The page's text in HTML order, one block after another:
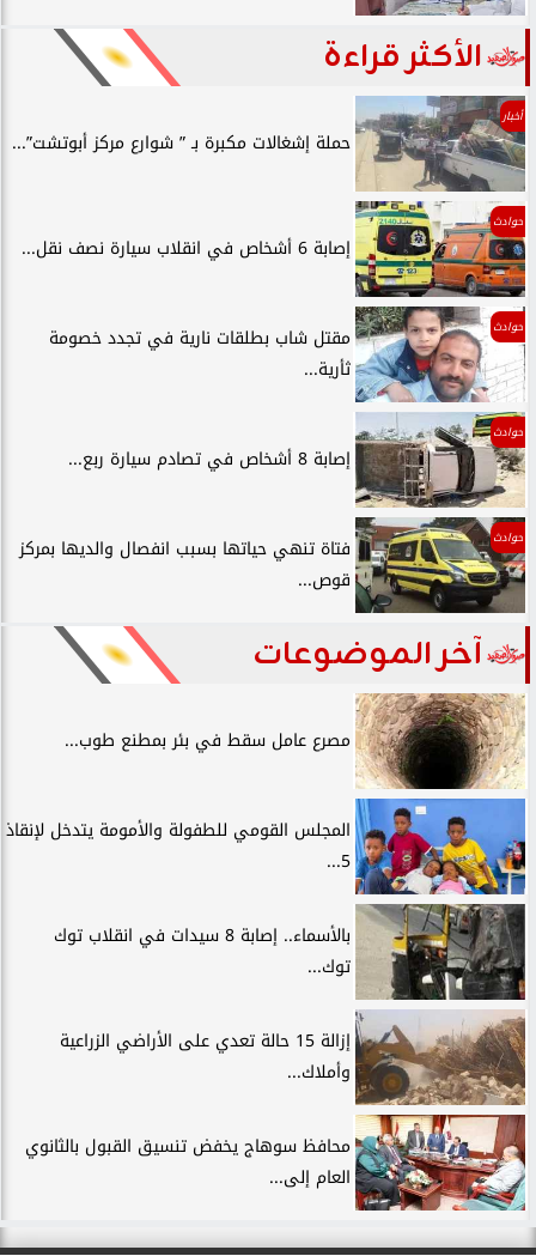
الأكثر قراءة
أخبار
حملة إشغالات مكبرة بـ ” شوارع مركز أبوتشت”...
حوادث
إصابة 6 أشخاص في انقلاب سيارة نصف نقل...
حوادث
مقتل شاب بطلقات نارية في تجدد خصومة
ثأرية...
حوادث
إصابة 8 أشخاص في تصادم سيارة ربع...
حوادث
فتاة تنهي حياتها بسبب انفصال والديها بمركز
قوص...
آخر الموضوعات
مصرع عامل سقط في بئر بمطنع طوب...
المجلس القومي للطفولة والأمومة يتدخل لإنقاذ
5...
بالأسماء.. إصابة 8 سيدات في انقلاب توك
توك...
إزالة 15 حالة تعدي على الأراضي الزراعية
وأملاك...
محافظ سوهاج يخفض تنسيق القبول بالثانوي
العام إلى...